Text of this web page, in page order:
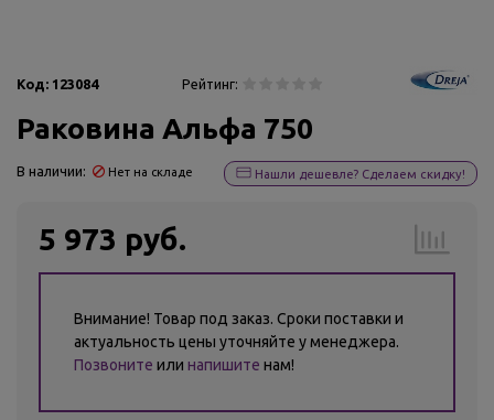
Код: 123084 Рейтинг:
Раковина Альфа 750
В наличии: Нет на складе Нашли дешевле? Сделаем скидку!
5 973 руб.
Внимание! Товар под заказ. Сроки поставки и
актуальность цены уточняйте у менеджера.
Позвоните или напишите нам!